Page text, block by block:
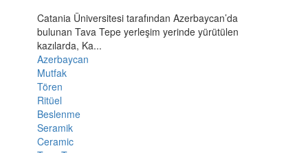
Catania Üniversitesi tarafından Azerbaycan’da
bulunan Tava Tepe yerleşim yerinde yürütülen
kazılarda, Ka...
Azerbaycan
Mutfak
Tören
Ritüel
Beslenme
Seramik
Ceramic